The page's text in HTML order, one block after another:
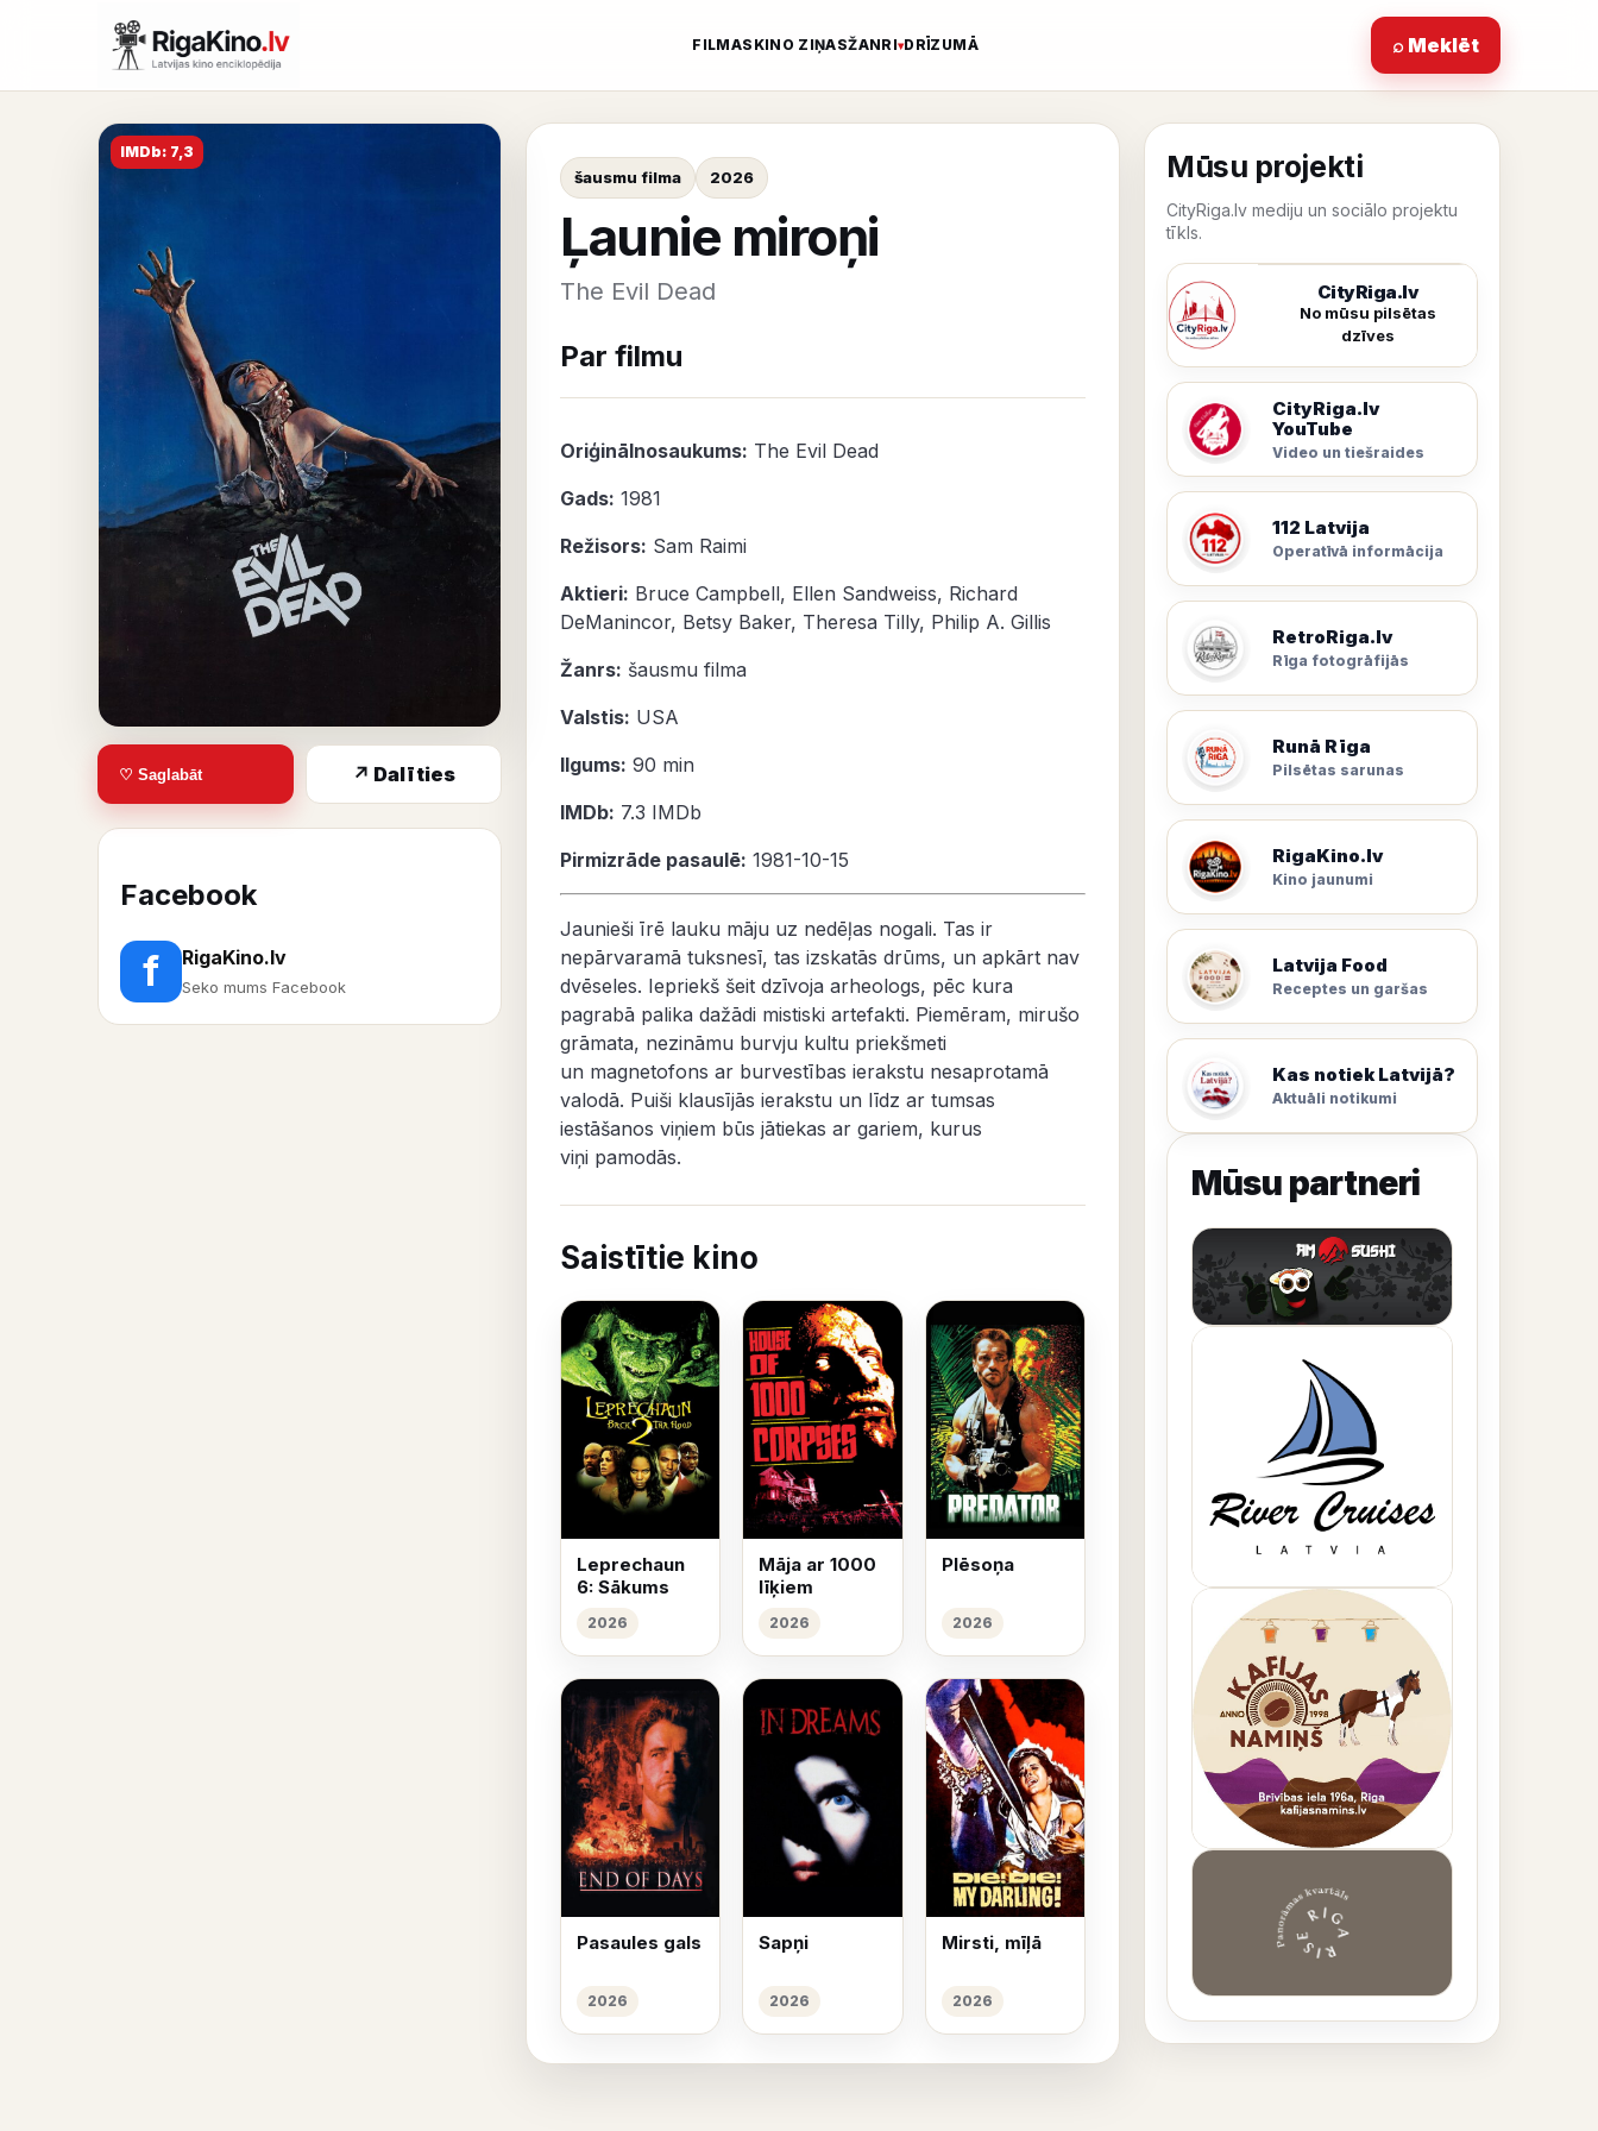
FILMAS KINO ZIŅASŽANRI DRĪZUMĀ ⌕ Meklēt
IMDb: 7,3
♡ Saglabāt ↗ Dalīties
Facebook
f RigaKino.lv
Seko mums Facebook
šausmu filma 2026
Ļaunie miroņi
The Evil Dead
Par filmu
Oriģinālnosaukums: The Evil Dead
Gads: 1981
Režisors: Sam Raimi
Aktieri: Bruce Campbell, Ellen Sandweiss, Richard
DeManincor, Betsy Baker, Theresa Tilly, Philip A. Gillis
Žanrs: šausmu filma
Valstis: USA
Ilgums: 90 min
IMDb: 7.3 IMDb
Pirmizrāde pasaulē: 1981-10-15
Jaunieši īrē lauku māju uz nedēļas nogali. Tas ir
nepārvaramā tuksnesī, tas izskatās drūms, un apkārt nav
dvēseles. Iepriekš šeit dzīvoja arheologs, pēc kura
pagrabā palika dažādi mistiski artefakti. Piemēram, mirušo
grāmata, nezināmu burvju kultu priekšmeti
un magnetofons ar burvestības ierakstu nesaprotamā
valodā. Puiši klausījās ierakstu un līdz ar tumsas
iestāšanos viņiem būs jātiekas ar gariem, kurus
viņi pamodās.
Saistītie kino
Leprechaun
6: Sākums
2026
Māja ar 1000
līķiem
2026
Plēsoņa
2026
Pasaules gals
2026
Sapņi
2026
Mirsti, mīļā
2026
Mūsu projekti
CityRiga.lv mediju un sociālo projektu
tīkls.
CityRiga.lv
No mūsu pilsētas
dzīves
CityRiga.lv
YouTube
Video un tiešraides
112 Latvija
Operatīvā informācija
RetroRiga.lv
Rīga fotogrāfijās
Runā Rīga
Pilsētas sarunas
RigaKino.lv
Kino jaunumi
Latvija Food
Receptes un garšas
Kas notiek Latvijā?
Aktuāli notikumi
Mūsu partneri